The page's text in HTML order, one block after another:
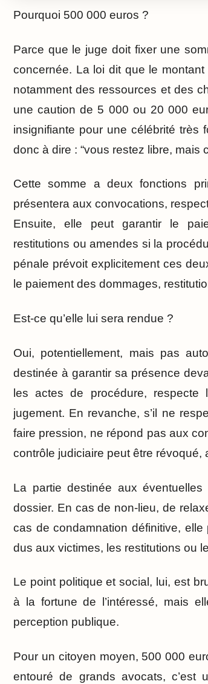
Pourquoi 500 000 euros ?
Parce que le juge doit fixer une
concernée. La loi dit que le
notamment des ressources et des
une caution de 5 000 ou 20 000
insignifiante pour une célébrité
donc à dire : “vous restez libre, mais
Cette somme a deux fonctions
présentera aux convocations,
Ensuite, elle peut garantir le
restitutions ou amendes si la
pénale prévoit explicitement ces
le paiement des dommages,
Est-ce qu’elle lui sera rendue ?
Oui, potentiellement, mais pas
destinée à garantir sa présence
les actes de procédure,
jugement. En revanche, s’il ne
faire pression, ne répond pas aux
contrôle judiciaire peut être
La partie destinée aux
dossier. En cas de non-lieu, de
cas de condamnation définitive,
dus aux victimes, les restitutions ou
Le point politique et social, lui, est
à la fortune de l’intéressé, mais
perception publique.
Pour un citoyen moyen, 500 000
entouré de grands avocats, c’est